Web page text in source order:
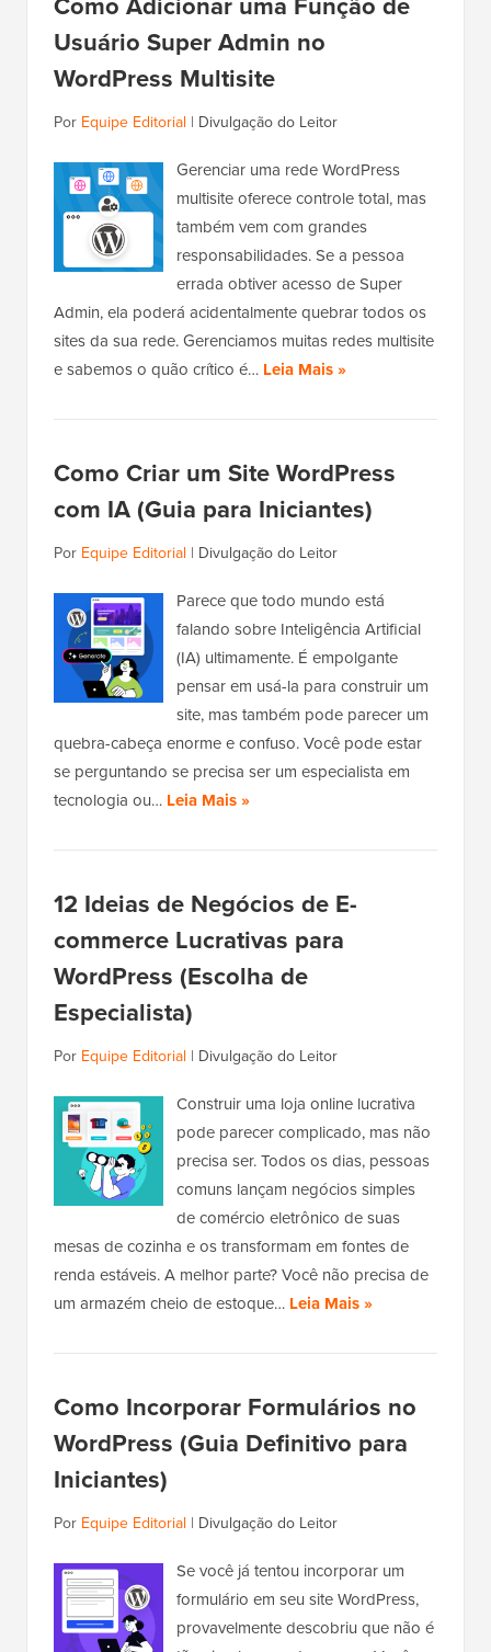
Usuário Super Admin no
WordPress Multisite
Por Equipe Editorial | Divulgação do Leitor
Gerenciar uma rede WordPress
multisite oferece controle total, mas
também vem com grandes
responsabilidades. Se a pessoa
errada obtiver acesso de Super
Admin, ela poderá acidentalmente quebrar todos os
sites da sua rede. Gerenciamos muitas redes multisite
e sabemos o quão crítico é… Leia Mais »
Como Criar um Site WordPress
com IA (Guia para Iniciantes)
Por Equipe Editorial | Divulgação do Leitor
Parece que todo mundo está
falando sobre Inteligência Artificial
(IA) ultimamente. É empolgante
pensar em usá-la para construir um
site, mas também pode parecer um
quebra-cabeça enorme e confuso. Você pode estar
se perguntando se precisa ser um especialista em
tecnologia ou… Leia Mais »
12 Ideias de Negócios de E-
commerce Lucrativas para
WordPress (Escolha de
Especialista)
Por Equipe Editorial | Divulgação do Leitor
Construir uma loja online lucrativa
pode parecer complicado, mas não
precisa ser. Todos os dias, pessoas
comuns lançam negócios simples
de comércio eletrônico de suas
mesas de cozinha e os transformam em fontes de
renda estáveis. A melhor parte? Você não precisa de
um armazém cheio de estoque… Leia Mais »
Como Incorporar Formulários no
WordPress (Guia Definitivo para
Iniciantes)
Por Equipe Editorial | Divulgação do Leitor
Se você já tentou incorporar um
formulário em seu site WordPress,
provavelmente descobriu que não é